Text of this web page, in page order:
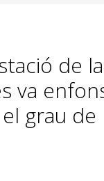
de
va
grau